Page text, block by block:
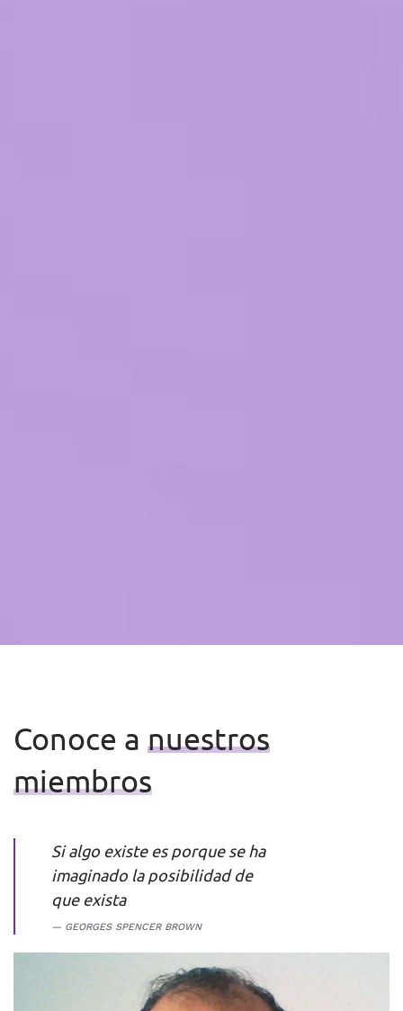
Conoce a nuestros
miembros
Si algo existe es porque se ha
imaginado la posibilidad de
que exista
GEORGES SPENCER BROWN